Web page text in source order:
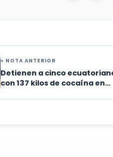
« NOTA ANTERIOR
Detienen a cinco
con 137 kilos de cocaína en